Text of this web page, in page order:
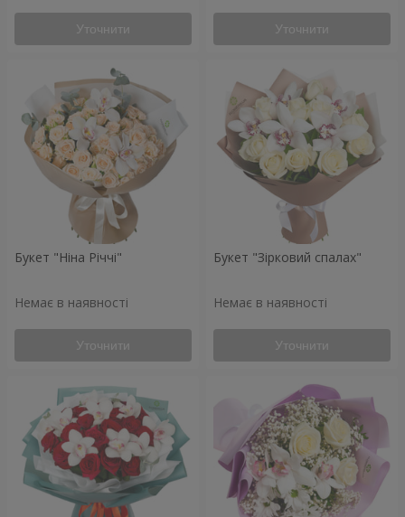
Уточнити Уточнити
Букет "Ніна Річчі"
Немає в наявності
Уточнити
Букет "Зірковий спалах"
Немає в наявності
Уточнити